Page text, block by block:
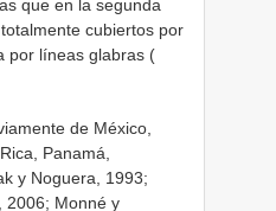
que en la segunda
cubiertos por
por líneas glabras (
de México,
Panamá,
y Noguera, 1993;
2006; Monné y